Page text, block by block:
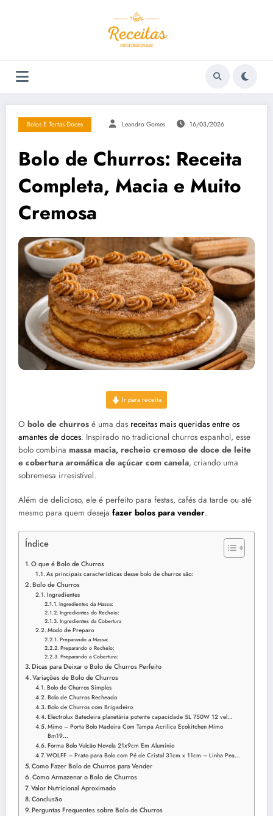
Bolos E Tortas Doces Leandro Gomes 16/03/2026
Bolo de Churros: Receita
Completa, Macia e Muito
Cremosa
Ir para receita
O bolo de churros é uma das receitas mais queridas entre os
amantes de doces. Inspirado no tradicional churros espanhol, esse
bolo combina massa macia, recheio cremoso de doce de leite
e cobertura aromática de açúcar com canela, criando uma
sobremesa irresistível.
Além de delicioso, ele é perfeito para festas, cafés da tarde ou até
mesmo para quem deseja fazer bolos para vender.
Índice
O que é Bolo de Churros
As principais características desse bolo de churros são:
Bolo de Churros
Ingredientes
Ingredientes da Massa:
Ingredientes do Recheio:
Ingredientes da Cobertura
Modo de Preparo
Preparando a Massa:
Preparando o Recheio:
Preparando a Cobertura:
Dicas para Deixar o Bolo de Churros Perfeito
Variações de Bolo de Churros
Bolo de Churros Simples
Bolo de Churros Recheado
Bolo de Churros com Brigadeiro
Electrolux Batedeira planetária potente capacidade 5L 750W 12 vel…
Mimo – Porta Bolo Madeira Com Tampa Acrilica Ecokitchen Mimo
Bm19…
Forma Bolo Vulcão Novela 21x9cm Em Alumínio
WOLFF – Prato para Bolo com Pé de Cristal 31cm x 11cm – Linha Pea…
Como Fazer Bolo de Churros para Vender
Como Armazenar o Bolo de Churros
Valor Nutricional Aproximado
Conclusão
Perguntas Frequentes sobre Bolo de Churros